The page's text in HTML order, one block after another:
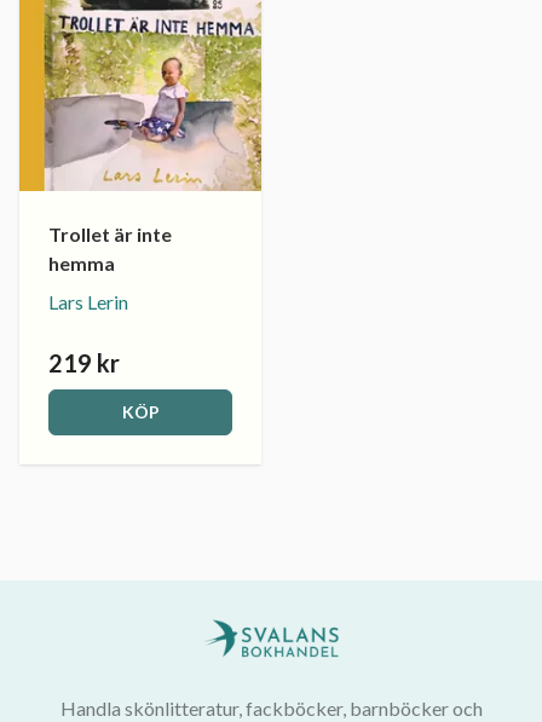
Trollet är inte
hemma
Lars Lerin
219 kr
KÖP
Handla skönlitteratur, fackböcker, barnböcker och